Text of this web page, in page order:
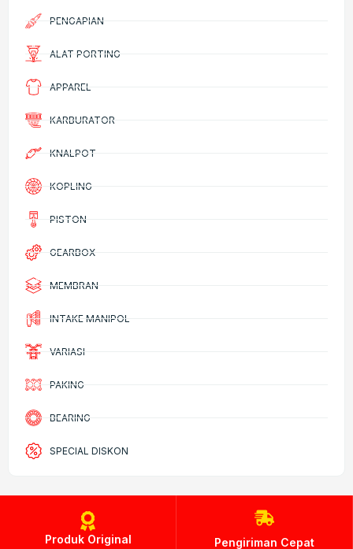
PENGAPIAN
ALAT PORTING
APPAREL
KARBURATOR
KNALPOT
KOPLING
PISTON
GEARBOX
MEMBRAN
INTAKE MANIPOL
VARIASI
PAKING
BEARING
SPECIAL DISKON
Produk Original Pengiriman Cepat